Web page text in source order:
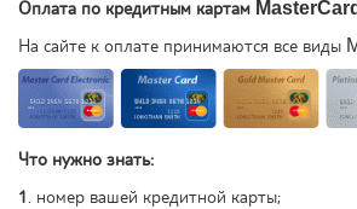
Оплата по кредитным картам MasterCard
На сайте к оплате принимаются все виды
Что нужно знать:
1 . номер вашей кредитной карты;